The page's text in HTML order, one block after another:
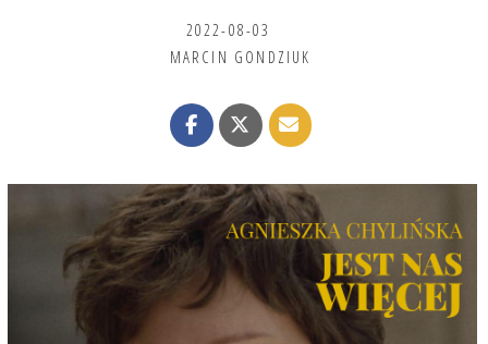
2022-08-03
MARCIN GONDZIUK